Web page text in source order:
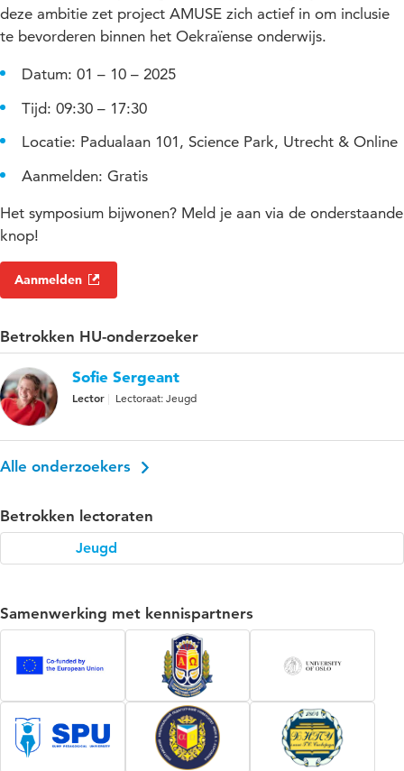
deze ambitie zet project AMUSE zich actief in om inclusie
te bevorderen binnen het Oekraïense onderwijs.
Datum: 01 – 10 – 2025
Tijd: 09:30 – 17:30
Locatie: Padualaan 101, Science Park, Utrecht & Online
Aanmelden: Gratis
Het symposium bijwonen? Meld je aan via de onderstaande
knop!
Aanmelden
Betrokken HU-onderzoeker
Sofie Sergeant
Lector Lectoraat: Jeugd
Alle onderzoekers
Betrokken lectoraten
Jeugd
Samenwerking met kennispartners